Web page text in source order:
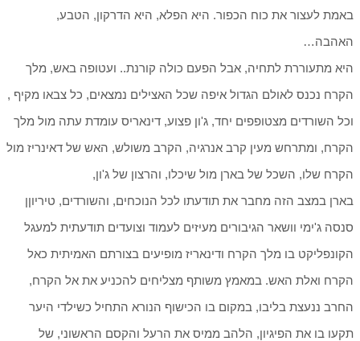
באמת לעצור את כוח הכפור. היא הפלא, היא הדרקון, הטבע,
האהבה…
היא מתעוררת לתחיה, אבל הפעם כולה קורנת.. ועטופה באש, מלך
הקרח נכנס לאולם הגדול איפה שכל האצילים נמצאים, כל צבאו מקיף ,
וכל השורדים מצטופפים יחד, ג'ון פצוע, דינאריס עומדת עתה מול מלך
הקרח, ומתרחש מעין קרב אנרגיה, הקרב משולש, האש של דאינריז מול
הקרח שלו, השכל של בארן מול שיכלו, והרצון של ג'ון,
בארן במצב הזה מחבר את תודעתו לכל הנוכחים, והשורדים, טיריוןן
סנסה ג'ימי וושאר הגיבורים מעיזים לעמוד וצועדים תודעתית למעגל
הקונפליקט בו מלך הקרח ודינאריז מופיעים בצורתם האמיתית כאל
הקרח ואלת האש. במאמץ משותף מצליחים להכניע את אל הקרח,
החרב ננעצת בליבו, במקום בו הכישוף הנורא התחיל כשילדי היער
תקעו בו את הפיגיון, הלהב ממיס את הרעל והקסם הראשוני, של